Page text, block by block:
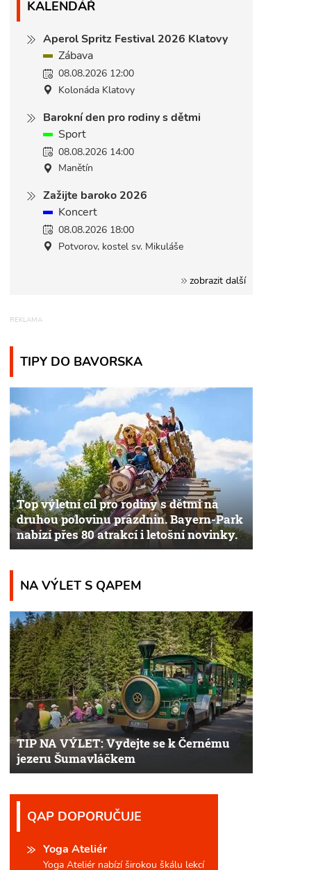
KALENDÁŘ
Aperol Spritz Festival 2026 Klatovy
Zábava
08.08.2026 12:00
Kolonáda Klatovy
Barokní den pro rodiny s dětmi
Sport
08.08.2026 14:00
Manětín
Zažijte baroko 2026
Koncert
08.08.2026 18:00
Potvorov, kostel sv. Mikuláše
zobrazit další
TIPY DO BAVORSKA
Top výletní cíl pro rodiny s dětmi na
druhou polovinu prázdnin. Bayern-Park
nabízí přes 80 atrakcí i letošní novinky.
NA VÝLET S QAPEM
TIP NA VÝLET: Vydejte se k Černému
jezeru Šumavláčkem
QAP DOPORUČUJE
Yoga Ateliér
Yoga Ateliér nabízí širokou škálu lekcí